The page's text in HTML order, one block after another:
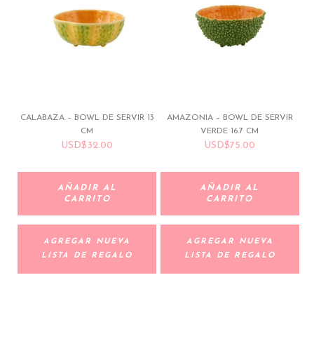
CALABAZA – BOWL DE SERVIR 13
CM
USD$32.00
AÑADIR AL
CARRITO
AGREGAR NUEVA
LISTA DE REGALO
AMAZONIA – BOWL DE SERVIR
VERDE 16.7 CM
USD$75.00
AÑADIR AL
CARRITO
AGREGAR NUEVA
LISTA DE REGALO